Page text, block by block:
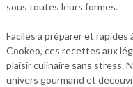
sous toutes leurs formes.
Faciles à préparer et rapides
Cookeo, ces recettes aux
plaisir culinaire sans stress.
univers gourmand et